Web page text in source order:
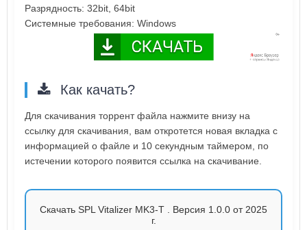
Разрядность: 32bit, 64bit
Системные требования: Windows
Как качать?
Для скачивания торрент файла нажмите внизу на
ссылку для скачивания, вам откротется новая вкладка с
информацией о файле и 10 секундным таймером, по
истечении которого появится ссылка на скачивание.
Скачать SPL Vitalizer MK3-T . Версия 1.0.0 от 2025
г.